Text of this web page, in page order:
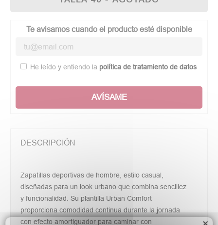
Te avisamos cuando el producto esté disponible
He leído y entiendo la política de tratamiento de datos
AVÍSAME
DESCRIPCIÓN
Zapatillas deportivas de hombre, estilo casual,
diseñadas para un look urbano que combina sencillez
y funcionalidad. Su plantilla Urban Comfort
proporciona comodidad continua durante la jornada
con efecto amortiguador para caminar con